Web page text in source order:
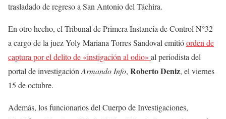
trasladado de regreso a San Antonio del Táchira.
En otro hecho, el Tribunal de Primera Instancia de Control N°32
a cargo de la juez Yoly Mariana Torres Sandoval emitióorden de
captura por el delito de «instigación al odio» al periodista del
portal de investigación Armando Info, Roberto Deniz, el viernes
15 de octubre.
Además, los funcionarios del Cuerpo de Investigaciones,